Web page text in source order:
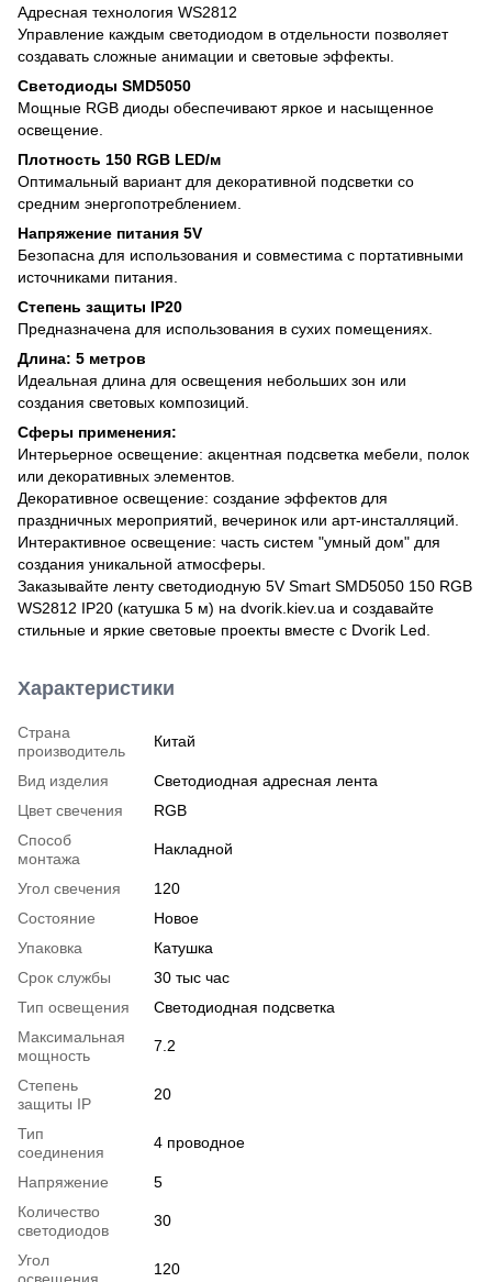
Адресная технология WS2812
Управление каждым светодиодом в отдельности позволяет
создавать сложные анимации и световые эффекты.
Светодиоды SMD5050
Мощные RGB диоды обеспечивают яркое и насыщенное
освещение.
Плотность 150 RGB LED/м
Оптимальный вариант для декоративной подсветки со
средним энергопотреблением.
Напряжение питания 5V
Безопасна для использования и совместима с портативными
источниками питания.
Степень защиты IP20
Предназначена для использования в сухих помещениях.
Длина: 5 метров
Идеальная длина для освещения небольших зон или
создания световых композиций.
Сферы применения:
Интерьерное освещение: акцентная подсветка мебели, полок
или декоративных элементов.
Декоративное освещение: создание эффектов для
праздничных мероприятий, вечеринок или арт-инсталляций.
Интерактивное освещение: часть систем "умный дом" для
создания уникальной атмосферы.
Заказывайте ленту светодиодную 5V Smart SMD5050 150 RGB
WS2812 IP20 (катушка 5 м) на dvorik.kiev.ua и создавайте
стильные и яркие световые проекты вместе с Dvorik Led.
Характеристики
Страна
производитель
Китай
Вид изделия
Светодиодная адресная лента
Цвет свечения
RGB
Способ
монтажа
Накладной
Угол свечения
120
Состояние
Новое
Упаковка
Катушка
Срок службы
30 тыс час
Тип освещения
Светодиодная подсветка
Максимальная
мощность
7.2
Степень
защиты IP
20
Тип
соединения
4 проводное
Напряжение
5
Количество
светодиодов
30
Угол
освещения
120